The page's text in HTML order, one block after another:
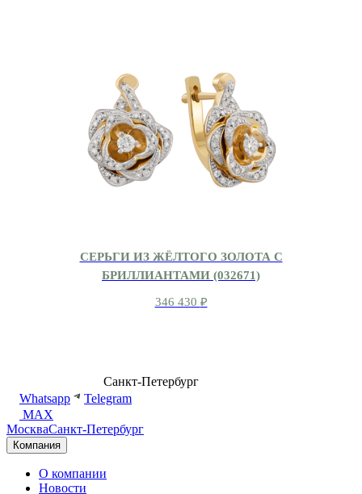
СЕРЬГИ ИЗ ЖЁЛТОГО ЗОЛОТА С
БРИЛЛИАНТАМИ (032671)
346 430 ₽
Санкт-Петербург
Whatsapp
Telegram
MAX
МоскваСанкт-Петербург
Компания
О компании
Новости